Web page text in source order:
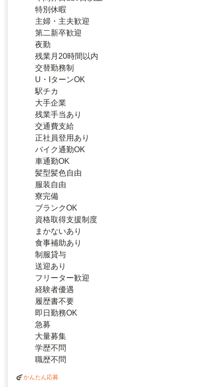
特別休暇
主婦・主夫歓迎
第二新卒歓迎
夜勤
残業月20時間以内
交替勤務制
U・IターンOK
駅チカ
大手企業
残業手当あり
交通費支給
正社員登用あり
バイク通勤OK
車通勤OK
髪型髪色自由
服装自由
寮完備
ブランクOK
資格取得支援制度
まかないあり
食事補助あり
制服貸与
送迎あり
フリーター歓迎
経験者優遇
履歴書不要
即日勤務OK
急募
大量募集
学歴不問
職歴不問
かんたん応募